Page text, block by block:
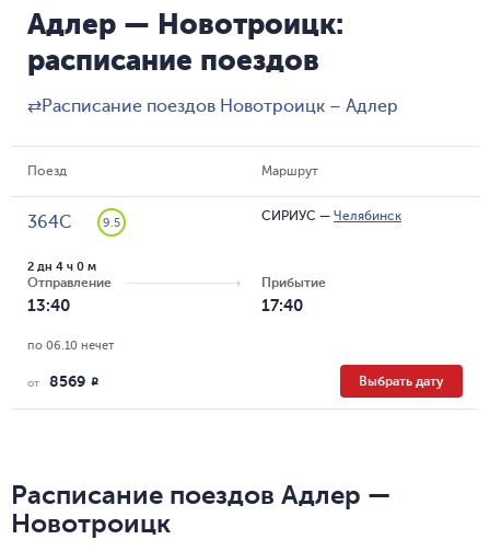
Адлер — Новотроицк:
расписание поездов
⇄Расписание поездов Новотроицк – Адлер
Поезд Маршрут
364С 9.5 СИРИУС — Челябинск
Отправление
13:40
2 дн 4 ч 0 м
Прибытие
17:40
по 06.10 нечет
от 8569 R Выбрать дату
Расписание поездов Адлер —
Новотроицк